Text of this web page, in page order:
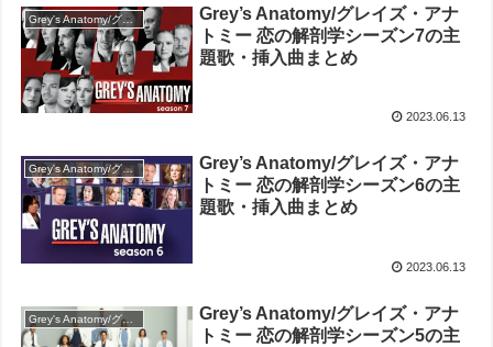
Grey's Anatomy/グレイズ・アナトミー 恋の解剖学
Grey’s Anatomy/グレイズ・アナ
トミー 恋の解剖学シーズン7の主
題歌・挿入曲まとめ
2023.06.13
Grey's Anatomy/グレイズ・アナトミー 恋の解剖学
Grey’s Anatomy/グレイズ・アナ
トミー 恋の解剖学シーズン6の主
題歌・挿入曲まとめ
2023.06.13
Grey's Anatomy/グレイズ・アナトミー 恋の解剖学
Grey’s Anatomy/グレイズ・アナ
トミー 恋の解剖学シーズン5の主